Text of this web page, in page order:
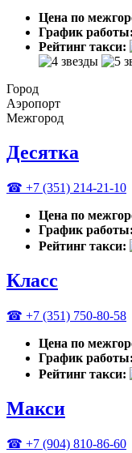
Цена по
График работы:
Рейтинг такси:
Город
Аэропорт
Межгород
Десятка
☎ +7 (351) 214-21-10
Цена по
График работы:
Рейтинг такси:
Класс
☎ +7 (351) 750-80-58
Цена по
График работы:
Рейтинг такси:
Макси
☎ +7 (904) 810-86-60